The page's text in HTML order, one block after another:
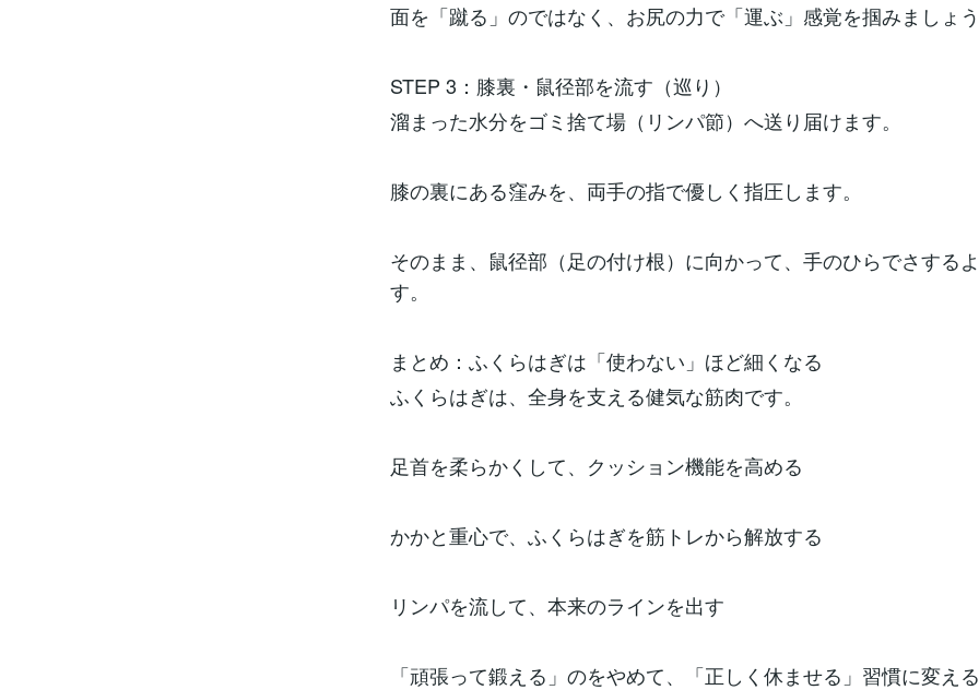
面を「蹴る」のではなく、お尻の力で「運ぶ」感覚を掴みましょ
STEP 3：膝裏・鼠径部を流す（巡り）
溜まった水分をゴミ捨て場（リンパ節）へ送り届けます。
膝の裏にある窪みを、両手の指で優しく指圧します。
そのまま、鼠径部（足の付け根）に向かって、手のひらでさする
す。
まとめ：ふくらはぎは「使わない」ほど細くなる
ふくらはぎは、全身を支える健気な筋肉です。
足首を柔らかくして、クッション機能を高める
かかと重心で、ふくらはぎを筋トレから解放する
リンパを流して、本来のラインを出す
「頑張って鍛える」のをやめて、「正しく休ませる」習慣に変え